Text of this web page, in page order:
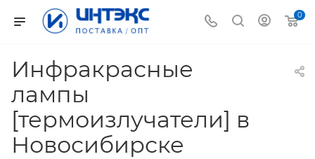
0
Инфракрасные
лампы
[термоизлучатели] в
Новосибирске